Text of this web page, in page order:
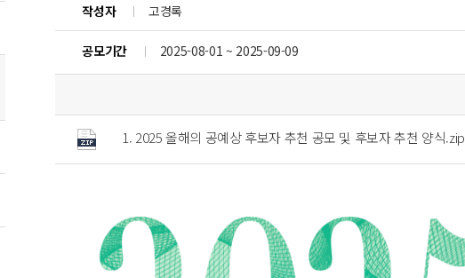
작성자 고경록
공모기간 2025-08-01 ~ 2025-09-09
1. 2025 올해의 공예상 후보자 추천 공모 및 후보자 추천 양식.zip